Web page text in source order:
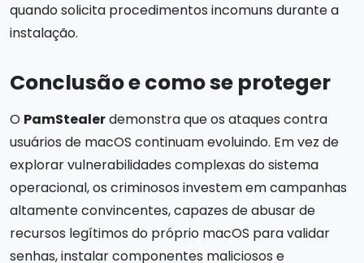
quando solicita procedimentos incomuns durante a
instalação.
Conclusão e como se proteger
O PamStealerdemonstra que os ataques contra
usuários de macOS continuam evoluindo. Em vez de
explorar vulnerabilidades complexas do sistema
operacional, os criminosos investem em campanhas
altamente convincentes, capazes de abusar de
recursos legítimos do próprio macOS para validar
senhas, instalar componentes maliciosos e